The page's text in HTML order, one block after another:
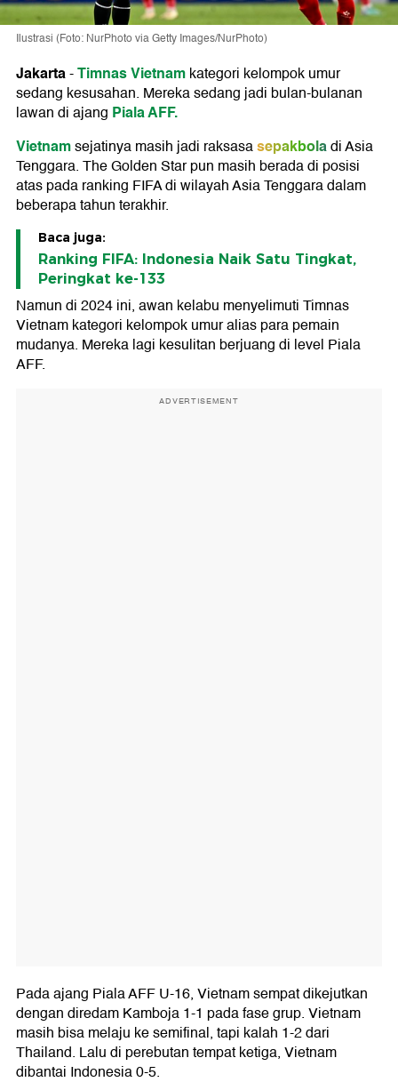
Ilustrasi (Foto: NurPhoto via Getty Images/NurPhoto)
Jakarta-Timnas Vietnamkategori kelompok umur
sedang kesusahan. Mereka sedang jadi bulan-bulanan
lawan di ajang Piala AFF.
Vietnamsejatinya masih jadi raksasasepakboladi Asia
Tenggara. The Golden Star pun masih berada di posisi
atas pada ranking FIFA di wilayah Asia Tenggara dalam
beberapa tahun terakhir.
Baca juga:
Ranking FIFA: Indonesia Naik Satu Tingkat,
Peringkat ke-133
Namun di 2024 ini, awan kelabu menyelimuti Timnas
Vietnam kategori kelompok umur alias para pemain
mudanya. Mereka lagi kesulitan berjuang di level Piala
AFF.
ADVERTISEMENT
Pada ajang Piala AFF U-16, Vietnam sempat dikejutkan
dengan diredam Kamboja 1-1 pada fase grup. Vietnam
masih bisa melaju ke semifinal, tapi kalah 1-2 dari
Thailand. Lalu di perebutan tempat ketiga, Vietnam
dibantai Indonesia 0-5.